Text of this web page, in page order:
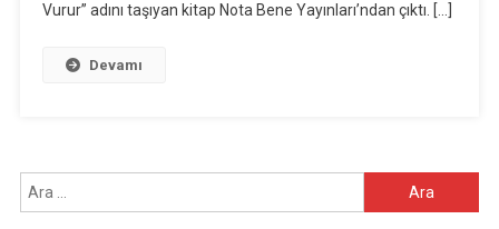
Vurur” adını taşıyan kitap Nota Bene Yayınları’ndan çıktı. […]
Devamı
Arama: